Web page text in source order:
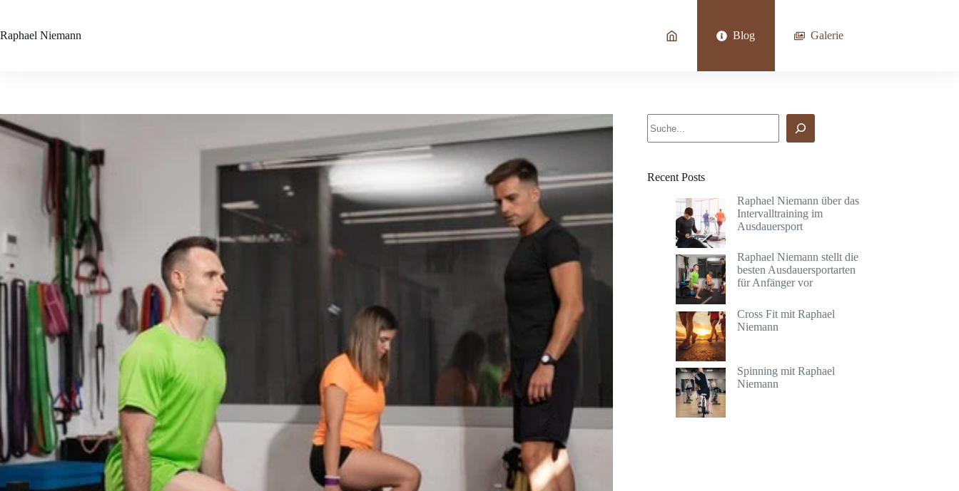
springen
Raphael Niemann Blog Galerie
Recent Posts
Raphael Niemann über das
Intervalltraining im
Ausdauersport
Raphael Niemann stellt die
besten Ausdauersportarten
für Anfänger vor
Cross Fit mit Raphael
Niemann
Spinning mit Raphael
Niemann